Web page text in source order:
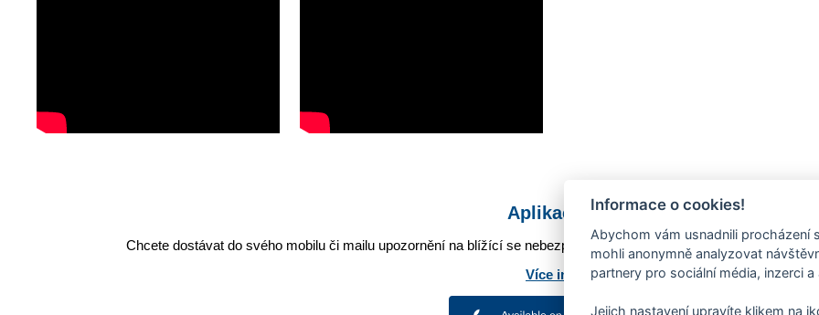
Aplikace Mobilní rozhlas
Chcete dostávat do svého mobilu či mailu upozornění na blížící se nebezpečí, odstávky, poruchy a výpadky
Více informací o aplikaci
Informace o cookies!
Abychom vám usnadnili procházení
mohli anonymně analyzovat
partnery pro sociální média, inzerci a
Jejich nastavení upravíte klikem na